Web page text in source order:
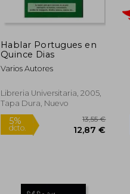
Hablar Portugues en
Quince Dias
Varios Autores
Libreria Universitaria, 2005,
Tapa Dura, Nuevo